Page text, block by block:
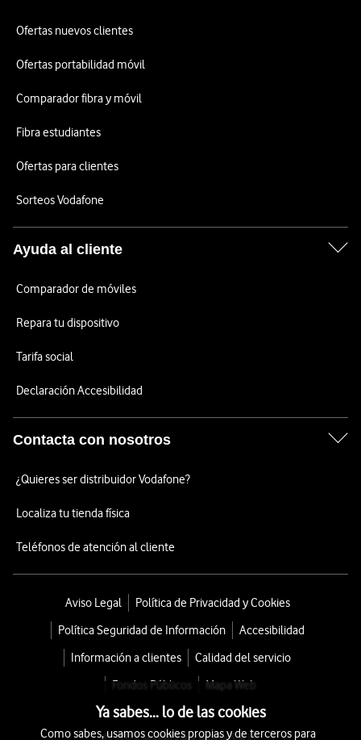
Ofertas nuevos clientes
Ofertas portabilidad móvil
Comparador fibra y móvil
Fibra estudiantes
Ofertas para clientes
Sorteos Vodafone
Ayuda al cliente
Comparador de móviles
Repara tu dispositivo
Tarifa social
Declaración Accesibilidad
Contacta con nosotros
¿Quieres ser distribuidor Vodafone?
Localiza tu tienda física
Teléfonos de atención al cliente
Aviso Legal
Política de Privacidad y Cookies
Política Seguridad de Información
Accesibilidad
Información a clientes
Calidad del servicio
Fondos Públicos
Mapa Web
Ya sabes... lo de las cookies
Como sabes, usamos cookies propias y de terceros para